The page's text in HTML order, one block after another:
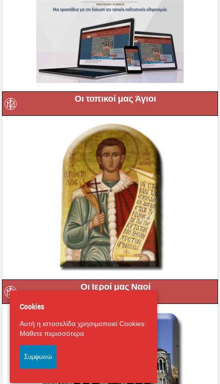
Οι τοπικοί μας Άγιοι
Οι Ιεροί μας Ναοί
Cookies
Αυτή η ιστοσελίδα χρησιμοποιεί Cookies:
Μάθετε περισσότερα
Συμφωνώ